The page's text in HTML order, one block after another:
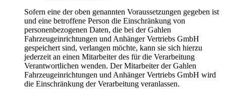
Sofern eine der oben genannten Voraussetzungen gegeben ist
und eine betroffene Person die Einschränkung von
personenbezogenen Daten, die bei der Gahlen
Fahrzeugeinrichtungen und Anhänger Vertriebs GmbH
gespeichert sind, verlangen möchte, kann sie sich hierzu
jederzeit an einen Mitarbeiter des für die Verarbeitung
Verantwortlichen wenden. Der Mitarbeiter der Gahlen
Fahrzeugeinrichtungen und Anhänger Vertriebs GmbH wird
die Einschränkung der Verarbeitung veranlassen.